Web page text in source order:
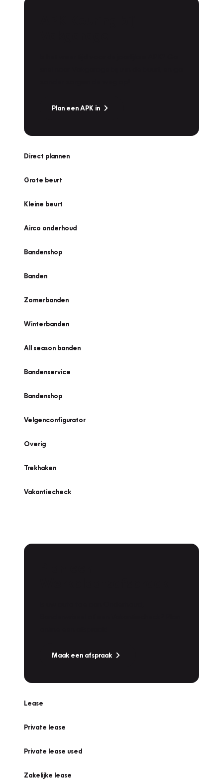
Plan een APK in
Direct plannen
Grote beurt
Kleine beurt
Airco onderhoud
Bandenshop
Banden
Zomerbanden
Winterbanden
All season banden
Bandenservice
Bandenshop
Velgenconfigurator
Overig
Trekhaken
Vakantiecheck
Maak een afspraak
Lease
Private lease
Private lease used
Zakelijke lease